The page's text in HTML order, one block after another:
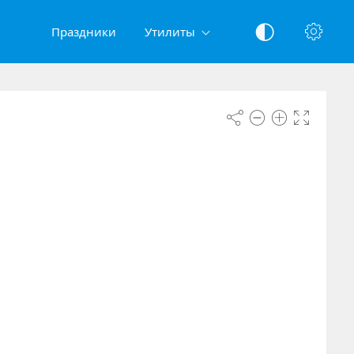
Праздники Утилиты